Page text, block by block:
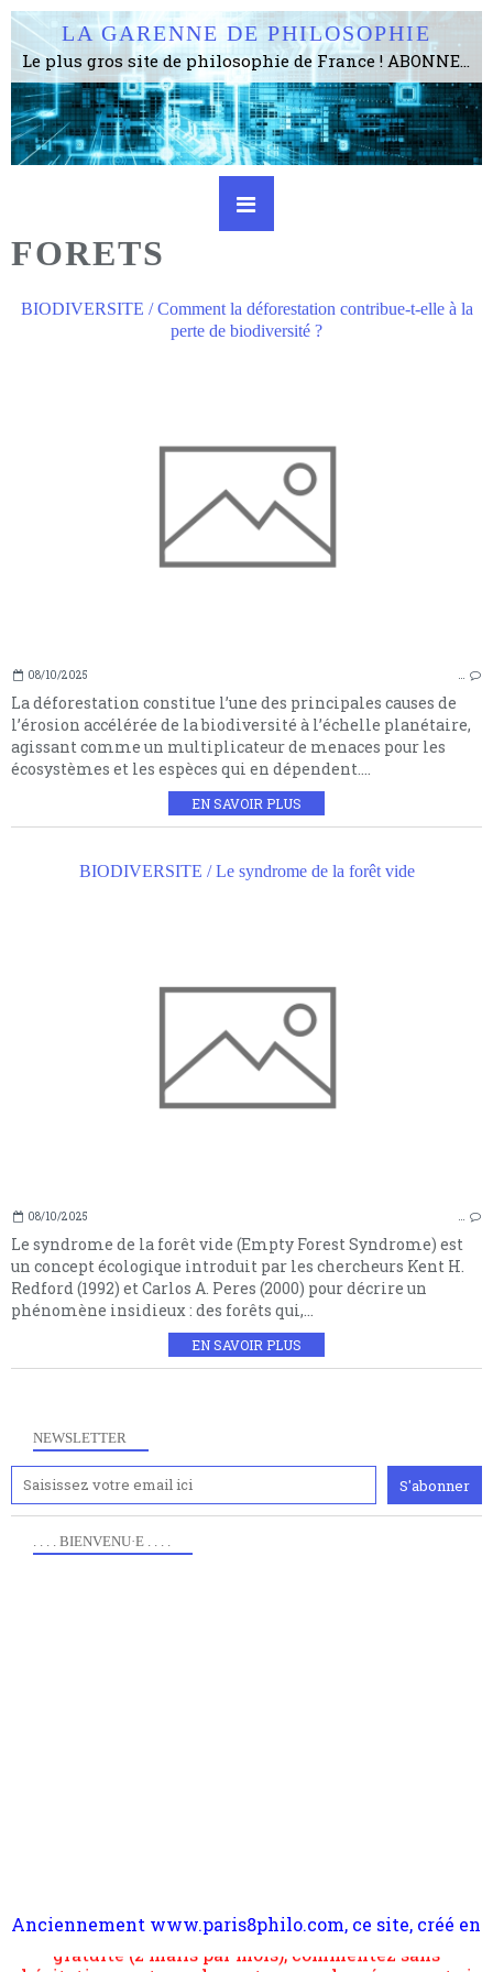
LA GARENNE DE PHILOSOPHIE
Le plus gros site de philosophie de France ! ABONNEZ-VOUS ! 4115 Articles, 1634 abonné·e·s, depuis 2006 . . . . . . . . 2 852 214 pages vues jusqu'à présent. Prestance et être apte à un plus grand nombre de choses.
FORETS
BIODIVERSITE / Comment la déforestation contribue-t-elle à la
perte de biodiversité ?
08/10/2025 …
La déforestation constitue l’une des principales causes de
l’érosion accélérée de la biodiversité à l’échelle planétaire,
agissant comme un multiplicateur de menaces pour les
écosystèmes et les espèces qui en dépendent....
EN SAVOIR PLUS
BIODIVERSITE / Le syndrome de la forêt vide
08/10/2025
Le syndrome de la forêt vide (Empty Forest Syndrome) est
un concept écologique introduit par les chercheurs Kent H.
Redford (1992) et Carlos A. Peres (2000) pour décrire un
phénomène insidieux : des forêts qui,...
EN SAVOIR PLUS
NEWSLETTER
. . . . BIENVENU·E . . . .
2006 lors du mouvement anti-CPE, a rendu compte de
l'actualité et de l'expérimentation à Paris 8. Il
s'occupe plus largement de rendre compte d'une
gratuite (2 mails par mois), commentez sans